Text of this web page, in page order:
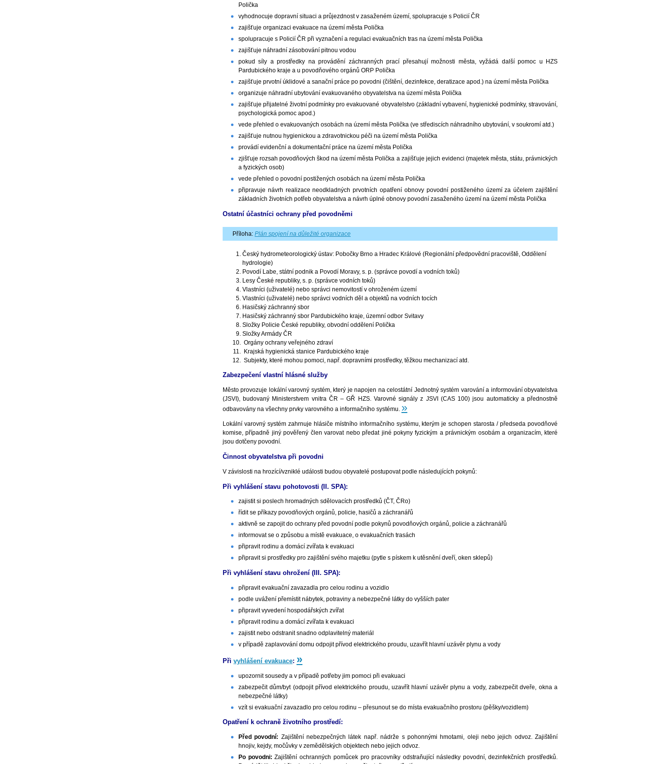
Polička
vyhodnocuje dopravní situaci a průjezdnost v zasaženém území, spolupracuje s Policií ČR
zajišťuje organizaci evakuace na území města Polička
spolupracuje s Policií ČR při vyznačení a regulaci evakuačních tras na území města Polička
zajišťuje náhradní zásobování pitnou vodou
pokud síly a prostředky na provádění záchranných prací přesahují možnosti města, vyžádá další pomoc u HZS
Pardubického kraje a u povodňového orgánů ORP Polička
zajišťuje prvotní úklidové a sanační práce po povodni (čištění, dezinfekce, deratizace apod.) na území města Polička
organizuje náhradní ubytování evakuovaného obyvatelstva na území města Polička
zajišťuje přijatelné životní podmínky pro evakuované obyvatelstvo (základní vybavení, hygienické podmínky, stravování,
psychologická pomoc apod.)
vede přehled o evakuovaných osobách na území města Polička (ve střediscích náhradního ubytování, v soukromí atd.)
zajišťuje nutnou hygienickou a zdravotnickou péči na území města Polička
provádí evidenční a dokumentační práce na území města Polička
zjišťuje rozsah povodňových škod na území města Polička a zajišťuje jejich evidenci (majetek města, státu, právnických
a fyzických osob)
vede přehled o povodní postižených osobách na území města Polička
připravuje návrh realizace neodkladných prvotních opatření obnovy povodní postiženého území za účelem zajištění
základních životních potřeb obyvatelstva a návrh úplné obnovy povodní zasaženého území na území města Polička
Ostatní účastníci ochrany před povodněmi
Příloha: Plán spojení na důležité organizace
Český hydrometeorologický ústav: Pobočky Brno a Hradec Králové (Regionální předpovědní pracoviště, Oddělení
hydrologie)
Povodí Labe, státní podnik a Povodí Moravy, s. p. (správce povodí a vodních toků)
Lesy České republiky, s. p. (správce vodních toků)
Vlastníci (uživatelé) nebo správci nemovitostí v ohroženém území
Vlastníci (uživatelé) nebo správci vodních děl a objektů na vodních tocích
Hasičský záchranný sbor
Hasičský záchranný sbor Pardubického kraje, územní odbor Svitavy
Složky Policie České republiky, obvodní oddělení Polička
Složky Armády ČR
Orgány ochrany veřejného zdraví
Krajská hygienická stanice Pardubického kraje
Subjekty, které mohou pomoci, např. dopravními prostředky, těžkou mechanizací atd.
Zabezpečení vlastní hlásné služby
Město provozuje lokální varovný systém, který je napojen na celostátní Jednotný systém varování a informování obyvatelstva
(JSVI), budovaný Ministerstvem vnitra ČR – GŘ HZS. Varovné signály z JSVI (CAS 100) jsou automaticky a přednostně
odbavovány na všechny prvky varovného a informačního systému. »
Lokální varovný systém zahrnuje hlásiče místního informačního systému, kterým je schopen starosta / předseda povodňové
komise, případně jiný pověřený člen varovat nebo předat jiné pokyny fyzickým a právnickým osobám a organizacím, které
jsou dotčeny povodní.
Činnost obyvatelstva při povodni
V závislosti na hrozící/vzniklé události budou obyvatelé postupovat podle následujících pokynů:
Při vyhlášení stavu pohotovosti (II. SPA):
zajistit si poslech hromadných sdělovacích prostředků (ČT, ČRo)
řídit se příkazy povodňových orgánů, policie, hasičů a záchranářů
aktivně se zapojit do ochrany před povodní podle pokynů povodňových orgánů, policie a záchranářů
informovat se o způsobu a místě evakuace, o evakuačních trasách
připravit rodinu a domácí zvířata k evakuaci
připravit si prostředky pro zajištění svého majetku (pytle s pískem k utěsnění dveří, oken sklepů)
Při vyhlášení stavu ohrožení (III. SPA):
připravit evakuační zavazadla pro celou rodinu a vozidlo
podle uvážení přemístit nábytek, potraviny a nebezpečné látky do vyšších pater
připravit vyvedení hospodářských zvířat
připravit rodinu a domácí zvířata k evakuaci
zajistit nebo odstranit snadno odplavitelný materiál
v případě zaplavování domu odpojit přívod elektrického proudu, uzavřít hlavní uzávěr plynu a vody
Při vyhlášení evakuace: »
upozornit sousedy a v případě potřeby jim pomoci při evakuaci
zabezpečit dům/byt (odpojit přívod elektrického proudu, uzavřít hlavní uzávěr plynu a vody, zabezpečit dveře, okna a
nebezpečné látky)
vzít si evakuační zavazadlo pro celou rodinu – přesunout se do místa evakuačního prostoru (pěšky/vozidlem)
Opatření k ochraně životního prostředí:
Před povodní: Zajištění nebezpečných látek např. nádrže s pohonnými hmotami, oleji nebo jejich odvoz. Zajištění
hnojiv, kejdy, močůvky v zemědělských objektech nebo jejich odvoz.
Po povodni: Zajištění ochranných pomůcek pro pracovníky odstraňující následky povodní, dezinfekčních prostředků.